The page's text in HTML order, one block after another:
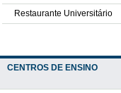
Restaurante Universitário
CENTROS DE ENSINO